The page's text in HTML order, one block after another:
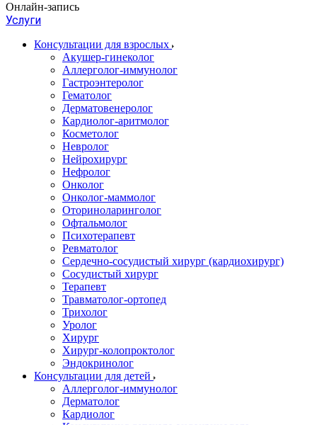
Онлайн-запись
Услуги
Консультации для взрослых
Акушер-гинеколог
Аллерголог-иммунолог
Гастроэнтеролог
Гематолог
Дерматовенеролог
Кардиолог-аритмолог
Косметолог
Невролог
Нейрохирург
Нефролог
Онколог
Онколог-маммолог
Оториноларинголог
Офтальмолог
Психотерапевт
Ревматолог
Сердечно-сосудистый хирург (кардиохирург)
Сосудистый хирург
Терапевт
Травматолог-ортопед
Трихолог
Уролог
Хирург
Хирург-колопроктолог
Эндокринолог
Консультации для детей
Аллерголог-иммунолог
Дерматолог
Кардиолог